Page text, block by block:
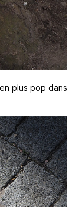
plus pop dans